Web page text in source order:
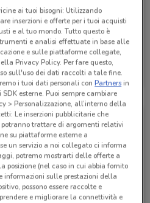
942 m
ai tuoi bisogni: Utilizzando
inserzioni e offerte per i tuoi acquisti
e al tuo mondo. Tutto questo è
e analisi effettuate in base alle
e sulle piattaforme collegate,
Privacy Policy. Per fare questo,
sull'uso dei dati raccolti a tale fine.
i tuoi dati personali conPartnersin
esterne. Puoi sempre cambiare
> Personalizzazione, all’interno della
Le inserzioni pubblicitarie che
trattare di argomenti relativi
su piattaforme esterne a
un servizio a noi collegato ci informa
potremo mostrarti delle offerte a
posizione (nel caso in cui abbia fornito
informazioni sulle prestazioni della
possono essere raccolte e
e migliorare la connettività e